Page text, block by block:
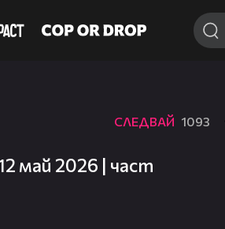
СЛЕДВАЙ 1093
май 2026 | част